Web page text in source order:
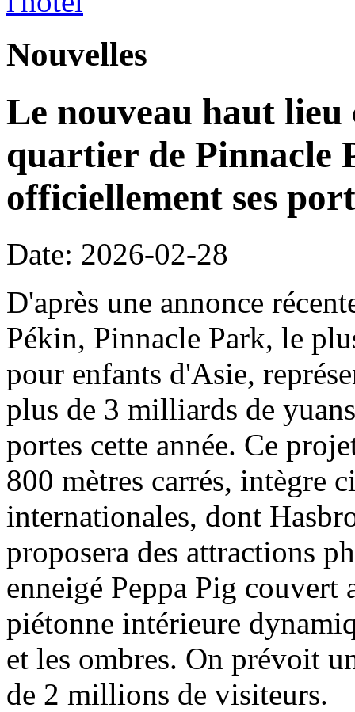
Nouvelles
Le nouveau haut
quartier de Pinnacle
officiellement ses
Date: 2026-02-28
D'après une annonce
Pékin, Pinnacle Park, le
pour enfants d'Asie,
plus de 3 milliards de
portes cette année. Ce
800 mètres carrés, intègre
internationales, dont
proposera des attractions
enneigé Peppa Pig couvert
piétonne intérieure
et les ombres. On prévoit
de 2 millions de visiteurs.